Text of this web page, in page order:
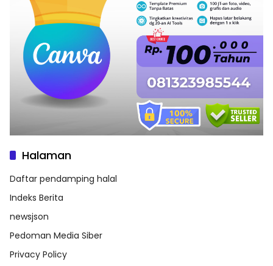
Halaman
Daftar pendamping halal
Indeks Berita
newsjson
Pedoman Media Siber
Privacy Policy